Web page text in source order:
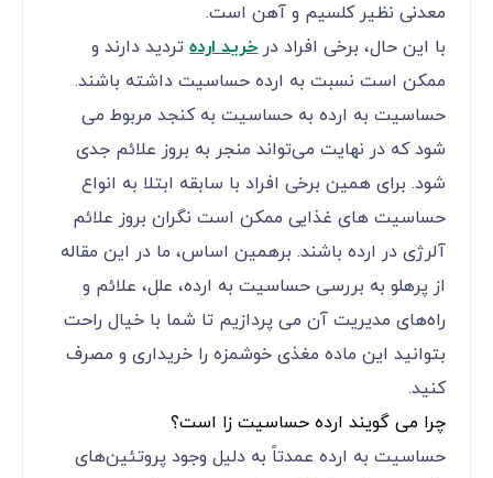
معدنی نظیر کلسیم و آهن است.
با این حال، برخی افراد درخرید اردهتردید دارند و
ممکن است نسبت به ارده حساسیت داشته باشند.
حساسیت به ارده به حساسیت به کنجد مربوط می
شود که در نهایت می‌تواند منجر به بروز علائم جدی
شود. برای همین برخی افراد با سابقه ابتلا به انواع
حساسیت های غذایی ممکن است نگران بروز علائم
آلرژی در ارده باشند. برهمین اساس، ما در این مقاله
از پرهلو به بررسی حساسیت به ارده، علل، علائم و
راه‌های مدیریت آن می پردازیم تا شما با خیال راحت
بتوانید این ماده مغذی خوشمزه را خریداری و مصرف
کنید.
چرا می گویند ارده حساسیت زا است؟
حساسیت به ارده عمدتاً به دلیل وجود پروتئین‌های